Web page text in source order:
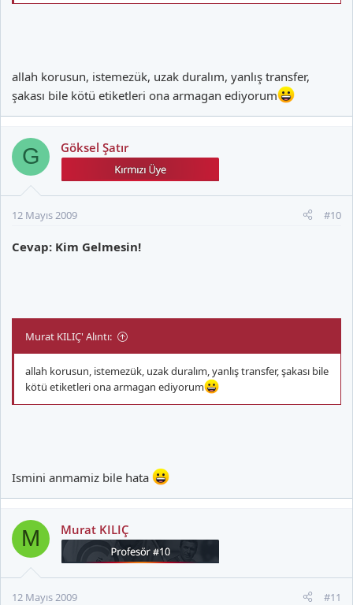
allah korusun, istemezük, uzak duralım, yanlış transfer,
şakası bile kötü etiketleri ona armagan ediyorum
G Göksel Şatır
12 Mayıs 2009 #10
Cevap: Kim Gelmesin!
Murat KILIÇ' Alıntı:
allah korusun, istemezük, uzak duralım, yanlış transfer, şakası bile
kötü etiketleri ona armagan ediyorum
Ismini anmamiz bile hata
M Murat KILIÇ
12 Mayıs 2009 #11